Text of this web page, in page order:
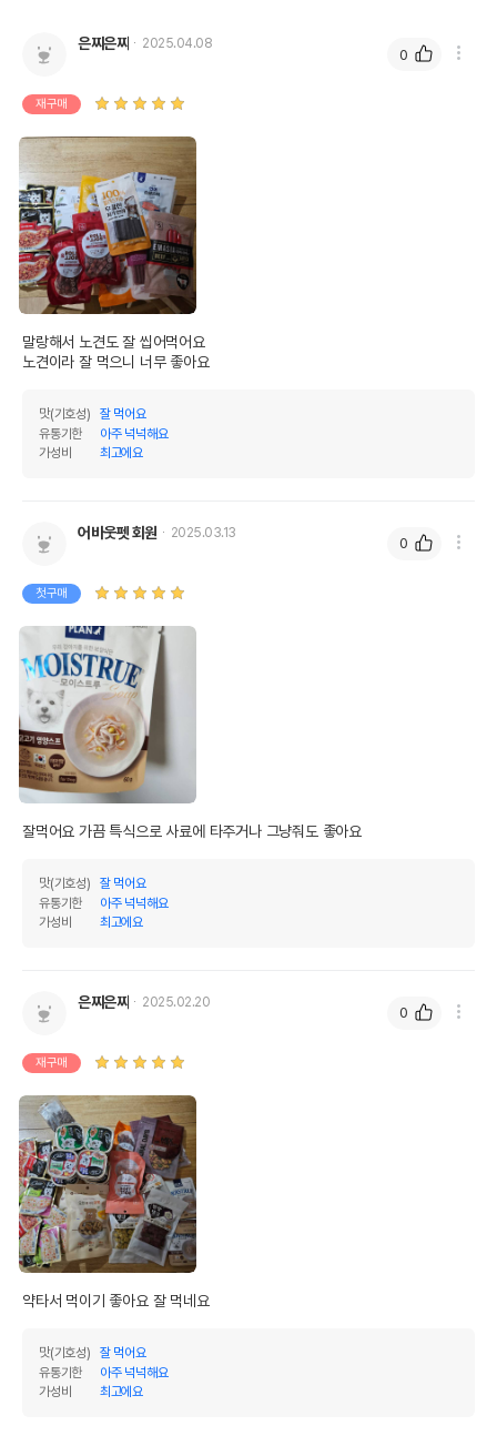
은찌은찌 2025.04.08
재구매
말랑해서 노견도 잘 씹어먹어요
노견이라 잘 먹으니 너무 좋아요
맛(기호성)
잘 먹어요
유통기한
아주 넉넉해요
가성비
최고에요
0
어바웃펫 회원 2025.03.13
첫구매
잘먹어요 가끔 특식으로 사료에 타주거나 그냥줘도 좋아요
맛(기호성)
잘 먹어요
유통기한
아주 넉넉해요
가성비
최고에요
0
은찌은찌 2025.02.20
재구매
약타서 먹이기 좋아요 잘 먹네요
맛(기호성)
잘 먹어요
유통기한
아주 넉넉해요
가성비
최고에요
0